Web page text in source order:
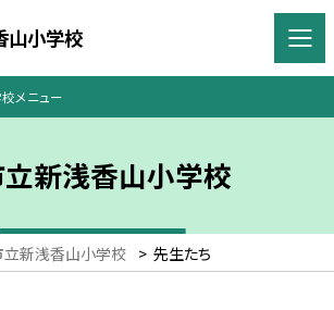
山小学校
メニュー
新浅香山小学校
立新浅香山小学校 > 先生たち